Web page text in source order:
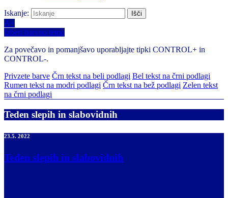
Iskanje:
A+
Izberi barvno temo
Za povečavo in pomanjšavo uporabljajte tipki CONTROL+ in
CONTROL-.
Privzete barve Črn tekst na beli podlagi Bel tekst na črni podlagi
Rumen tekst na modri podlagi Črn tekst na bež podlagi Zelen tekst
na črni podlagi
Teden slepih in slabovidnih
23.5. 2022
Teden slepih in slabovidnih